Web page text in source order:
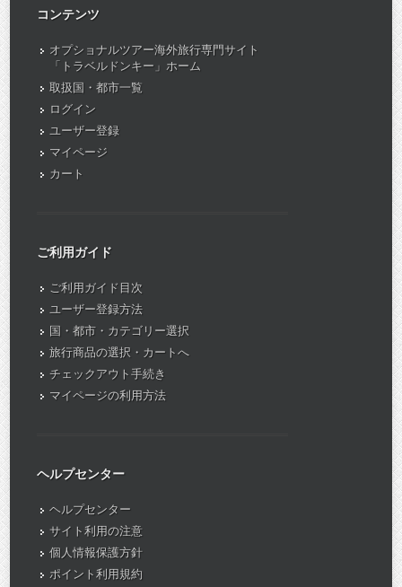
コンテンツ
オプショナルツアー海外旅行専門サイト
「トラベルドンキー」ホーム
取扱国・都市一覧
ログイン
ユーザー登録
マイページ
カート
ご利用ガイド
ご利用ガイド目次
ユーザー登録方法
国・都市・カテゴリー選択
旅行商品の選択・カートへ
チェックアウト手続き
マイページの利用方法
ヘルプセンター
ヘルプセンター
サイト利用の注意
個人情報保護方針
ポイント利用規約